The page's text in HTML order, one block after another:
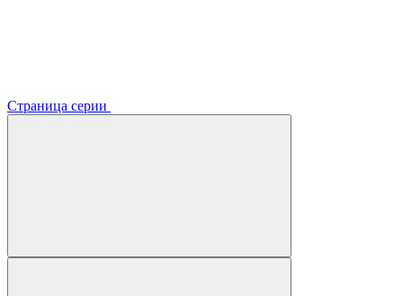
Страница серии